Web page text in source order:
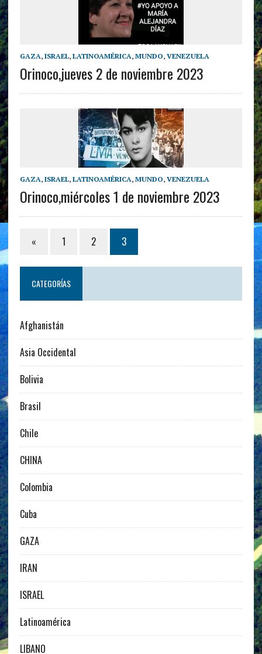
GAZA, ISRAEL, LATINOAMÉRICA, MUNDO, VENEZUELA
Orinoco,jueves 2 de noviembre 2023
GAZA, ISRAEL, LATINOAMÉRICA, MUNDO, VENEZUELA
Orinoco,miércoles 1 de noviembre 2023
« 1 2 3
CATEGORÍAS
Afghanistán
Asia Occidental
Bolivia
Brasil
Chile
CHINA
Colombia
Cuba
GAZA
IRAN
ISRAEL
Latinoamérica
LIBANO